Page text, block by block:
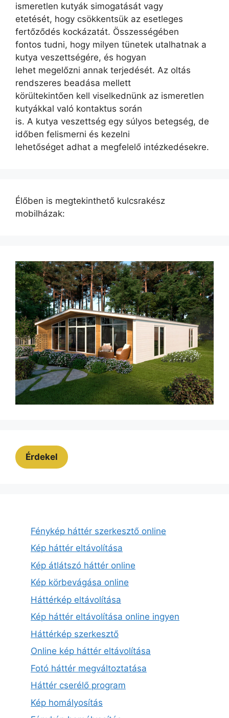
ismeretlen kutyák simogatását vagy
etetését, hogy csökkentsük az esetleges
fertőződés kockázatát. Összességében
fontos tudni, hogy milyen tünetek utalhatnak a
kutya veszettségére, és hogyan
lehet megelőzni annak terjedését. Az oltás
rendszeres beadása mellett
körültekintően kell viselkednünk az ismeretlen
kutyákkal való kontaktus során
is. A kutya veszettség egy súlyos betegség, de
időben felismerni és kezelni
lehetőséget adhat a megfelelő intézkedésekre.
Élőben is megtekinthető kulcsrakész
mobilházak:
Érdekel
Fénykép háttér szerkesztő online
Kép háttér eltávolítása
Kép átlátszó háttér online
Kép körbevágása online
Háttérkép eltávolítása
Kép háttér eltávolítása online ingyen
Háttérkép szerkesztő
Online kép háttér eltávolítása
Fotó háttér megváltoztatása
Háttér cserélő program
Kép homályosítás